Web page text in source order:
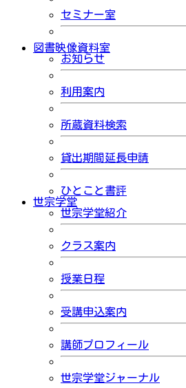
セミナー室
図書映像資料室
お知らせ
利用案内
所蔵資料検索
貸出期間延長申請
ひとこと書評
世宗学堂
世宗学堂紹介
クラス案内
授業日程
受講申込案内
講師プロフィール
世宗学堂ジャーナル